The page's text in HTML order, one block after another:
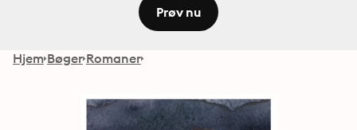
Prøv nu
Hjem Bøger Romaner